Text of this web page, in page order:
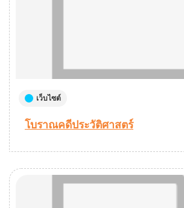
เว็บไซต์
โบราณคดีประวัติศาสตร์